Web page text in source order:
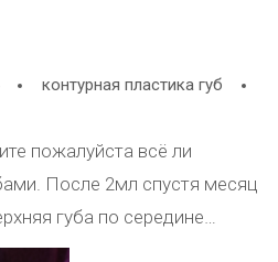
контурная пластика губ
ли
губа по середине
ли удалять